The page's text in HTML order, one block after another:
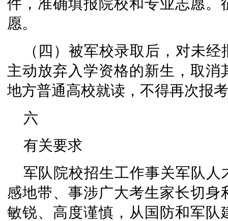
件，准确填报院校和专业志愿。
愿。
（四）被军校录取后，对未
主动放弃入学资格的新生，取
地方普通高校就读，不得再次报
六
有关要求
军队院校招生工作事关军队
感地带、事涉广大考生家长切
敏锐、高度谨慎，从国防和军